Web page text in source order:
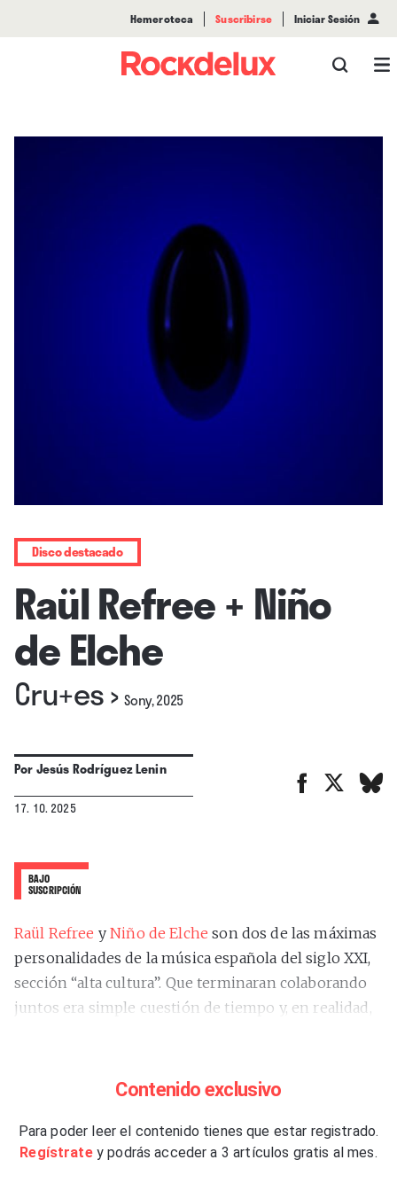
Hemeroteca Suscribirse Iniciar Sesión
Disco destacado
Raül Refree + Niño
de Elche
Cru+es›Sony, 2025
PorJesús Rodríguez Lenin
17. 10. 2025
BAJO
SUSCRIPCIÓN
Raül Refree yNiño de Elche son dos de las máximas
personalidades de la música española del siglo XXI,
sección “alta cultura”. Que terminaran colaborando
juntos era simple cuestión de tiempo y, en realidad,
“Antología del cante flamenco heterodoxo”
de su encuentro, que se produjo en 2014, cuando
coincidieron en el estudio de grabación con Rocío
Contenido exclusivo
Para poder leer el contenido tienes que estar registrado.
Regístrate y podrás acceder a 3 artículos gratis al mes.